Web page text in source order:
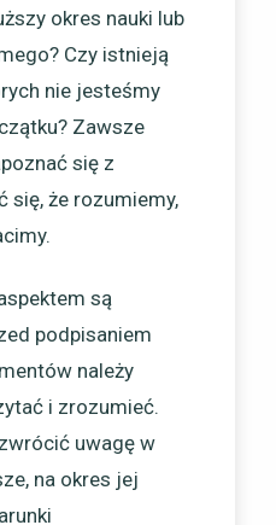
okres nauki lub
Czy istnieją
nie jesteśmy
Zawsze
się z
się, że rozumiemy,
są
podpisaniem
należy
i zrozumieć.
uwagę w
na okres jej